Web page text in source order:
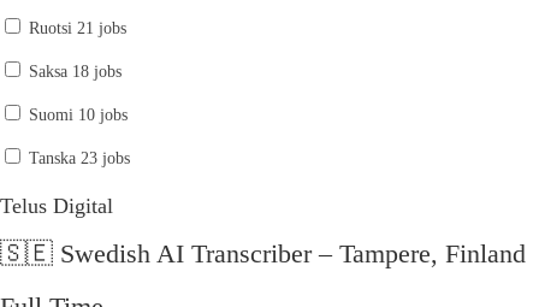
Ruotsi 21 jobs
Saksa 18 jobs
Suomi 10 jobs
Tanska 23 jobs
Telus Digital
🇸🇪 Swedish AI Transcriber – Tampere, Finland